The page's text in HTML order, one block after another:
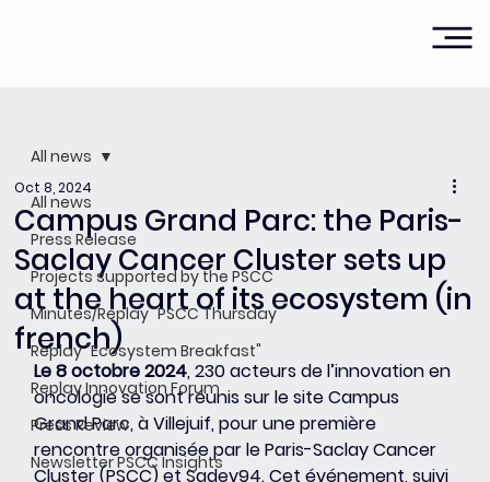
All news
Press Release
Projects supported by the PSCC
Minutes/Replay "PSCC Thursday"
Replay "Ecosystem Breakfast"
Replay Innovation Forum
Press Review
Newsletter PSCC Insights
All news
Campus Grand Parc: the Paris-
Saclay Cancer Cluster sets up
at the heart of its ecosystem (in
french)
Oct 8, 2024
Le 8 octobre 2024, 230 acteurs de l’innovation en
oncologie se sont réunis sur le site Campus
Grand Parc, à Villejuif, pour une première
rencontre organisée par le Paris-Saclay Cancer
Cluster (PSCC) et Sadev94. Cet événement, suivi